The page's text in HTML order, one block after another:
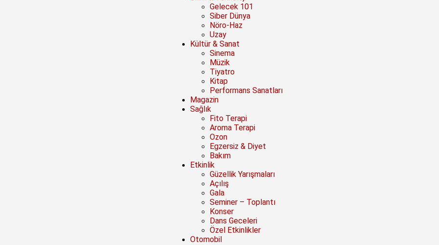
Gelecek 101
Siber Dünya
Nöro-Haz
Uzay
Kültür & Sanat
Sinema
Müzik
Tiyatro
Kitap
Performans Sanatları
Magazin
Sağlık
Fito Terapi
Aroma Terapi
Ozon
Egzersiz & Diyet
Bakım
Etkinlik
Güzellik Yarışmaları
Açılış
Gala
Seminer – Toplantı
Konser
Dans Geceleri
Özel Etkinlikler
Otomobil